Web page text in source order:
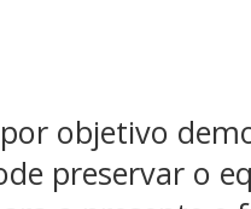
objetivo
preservar o